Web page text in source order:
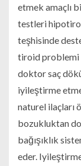
etmek amaçlı
testleri
teşhisinde
tiroid problemi
doktor saç
iyileştirme
naturel ilaçları
bozukluktan
bağışıklık
eder.